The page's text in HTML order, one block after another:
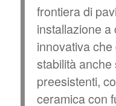
frontiera di
installazione a
innovativa
stabilità
preesistenti,
ceramica con